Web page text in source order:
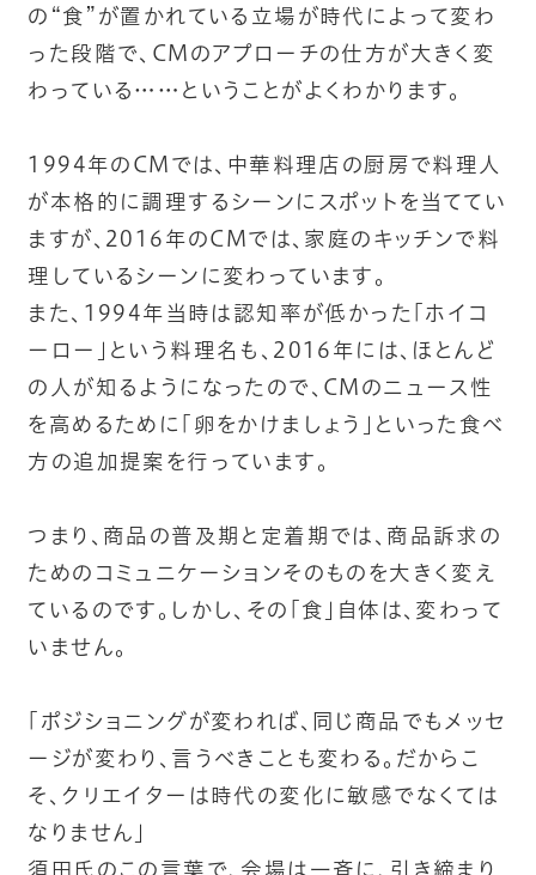
の“食”が置かれている立場が時代によって変わ
った段階で、CMのアプローチの仕方が大きく変
わっている……ということがよくわかります。
1994年のCMでは、中華料理店の厨房で料理人
が本格的に調理するシーンにスポットを当ててい
ますが、2016年のCMでは、家庭のキッチンで料
理しているシーンに変わっています。
また、1994年当時は認知率が低かった「ホイコ
ーロー」という料理名も、2016年には、ほとんど
の人が知るようになったので、CMのニュース性
を高めるために「卵をかけましょう」といった食べ
方の追加提案を行っています。
つまり、商品の普及期と定着期では、商品訴求の
ためのコミュニケーションそのものを大きく変え
ているのです。しかし、その「食」自体は、変わって
いません。
「ポジショニングが変われば、同じ商品でもメッセ
ージが変わり、言うべきことも変わる。だからこ
そ、クリエイターは時代の変化に敏感でなくては
なりません」
須田氏のこの言葉で、会場は一斉に、引き締まり